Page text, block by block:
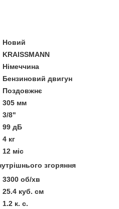
Новий
KRAISSMANN
Німеччина
Бензиновий двигун
Поздовжнє
305 мм
3/8"
99 дБ
4 кг
12 міс
згоряння
3300 об/хв
25.4 куб. см
1.2 к. с.